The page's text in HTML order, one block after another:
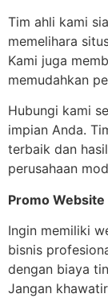
Tim ahli kami
memelihara
Kami juga
memudahkan
Hubungi kami
impian Anda.
terbaik dan
perusahaan
Promo Website
Ingin memiliki
bisnis
dengan biaya
Jangan